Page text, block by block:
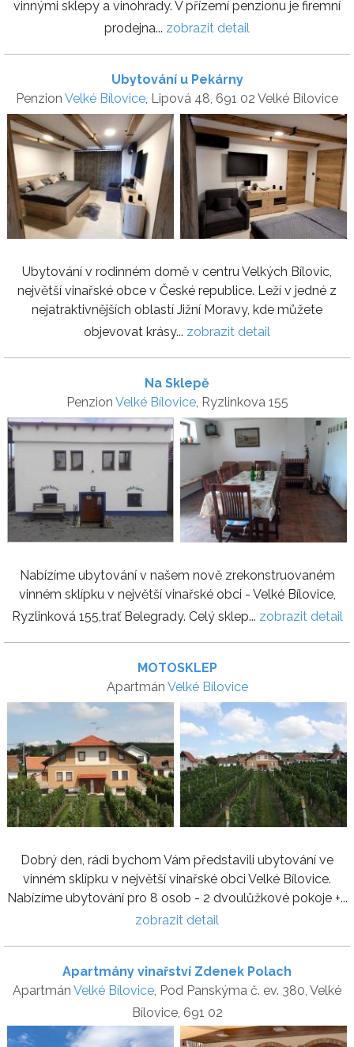
vinnými sklepy a vinohrady. V přízemí penzionu je firemní
prodejna... zobrazit detail
Ubytování u Pekárny
Penzion Velké Bílovice , Lipová 48, 691 02 Velké Bílovice
Ubytování v rodinném domě v centru Velkých Bílovic,
největší vinařské obce v České republice. Leží v jedné z
nejatraktivnějších oblastí Jižní Moravy, kde můžete
objevovat krásy... zobrazit detail
Na Sklepě
Penzion Velké Bílovice, Ryzlinkova 155
Nabízíme ubytování v našem nově zrekonstruovaném
vinném sklípku v největší vinařské obci - Velké Bílovice,
Ryzlinková 155,trať Belegrady. Celý sklep... zobrazit detail
MOTOSKLEP
Apartmán Velké Bílovice
Dobrý den, rádi bychom Vám představili ubytování ve
vinném sklípku v největší vinařské obci Velké Bílovice.
Nabízíme ubytování pro 8 osob - 2 dvoulůžkové pokoje +...
zobrazit detail
Apartmány vinařství Zdenek Polach
Apartmán Velké Bílovice, Pod Panskýma č. ev. 380, Velké
Bílovice, 691 02